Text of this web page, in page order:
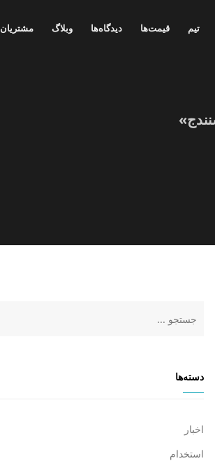
تیم قیمت‌ها دیدگاه‌ها وبلاگ مشتریان
دسته‌ها
اخبار
استخدام